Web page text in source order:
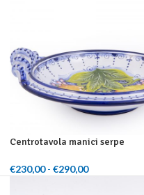
Centrotavola manici serpe
€230,00 - €290,00Fascia di